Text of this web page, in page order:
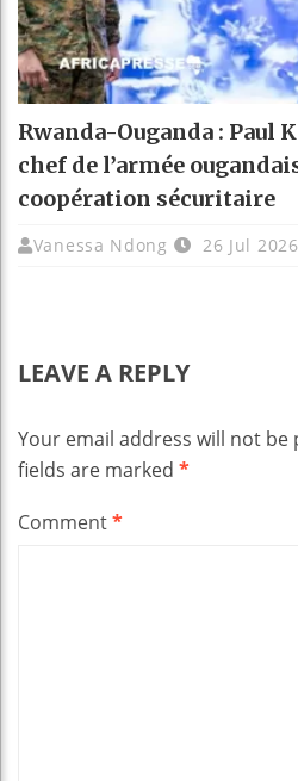
Rwanda-Ouganda : Paul
chef de l’armée
coopération sécuritaire
Vanessa Ndong 26 Jul 2026
LEAVE A REPLY
Your email address will not be
fields are marked *
Comment*